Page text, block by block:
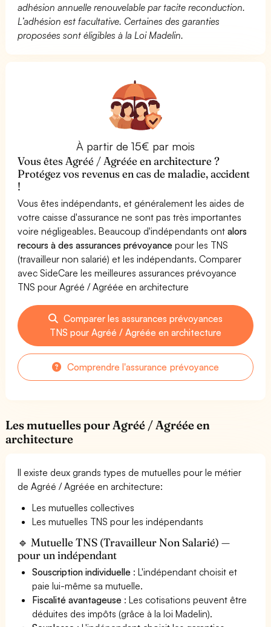
adhésion annuelle renouvelable par tacite reconduction.
L’adhésion est facultative. Certaines des garanties
proposées sont éligibles à la Loi Madelin.
À partir de 15€ par mois
Vous êtes Agréé / Agréée en architecture ?
Protégez vos revenus en cas de maladie, accident
!
Vous êtes indépendants, et généralement les aides de
votre caisse d'assurance ne sont pas très importantes
voire négligeables. Beaucoup d'indépendants ontalors
recours à des assurances prévoyance pour les TNS
(travailleur non salarié) et les indépendants. Comparer
avec SideCare les meilleures assurances prévoyance
TNS pour Agréé / Agréée en architecture
Comparer les assurances prévoyances
TNS pour Agréé / Agréée en architecture
Comprendre l'assurance prévoyance
Les mutuelles pour Agréé / Agréée en
architecture
Il existe deux grands types de mutuelles pour le métier
de Agréé / Agréée en architecture:
Les mutuelles collectives
Les mutuelles TNS pour les indépendants
🔹 Mutuelle TNS (Travailleur Non Salarié) —
pour un indépendant
Souscription individuelle : L'indépendant choisit et
paie lui-même sa mutuelle.
Fiscalité avantageuse : Les cotisations peuvent être
déduites des impôts (grâce à la loi Madelin).